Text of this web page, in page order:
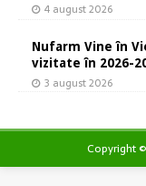
4 august 2026
Nufarm Vine în
vizitate în 2026-
3 august 2026
Copyright